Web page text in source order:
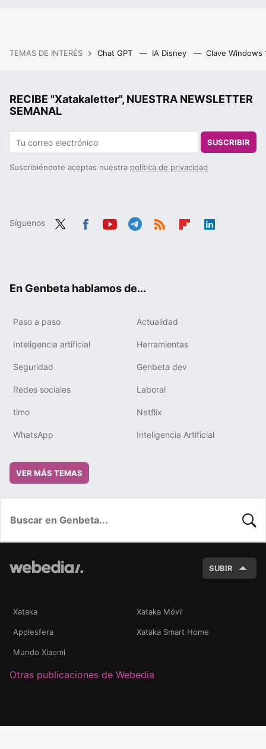
TEMAS DE INTERÉS Chat GPT IA Disney Clave Windows
RECIBE "Xatakaletter", NUESTRA NEWSLETTER
SEMANAL
SUSCRIBIR
Suscribiéndote aceptas nuestra política de privacidad
Síguenos
En Genbeta hablamos de...
Paso a paso Actualidad
Inteligencia artificial Herramientas
Seguridad Genbeta dev
Redes sociales Laboral
timo Netflix
WhatsApp Inteligencia Artificial
VER MÁS TEMAS
SUBIR
Xataka Xataka Móvil
Applesfera Xataka Smart Home
Mundo Xiaomi
Otras publicaciones de Webedia